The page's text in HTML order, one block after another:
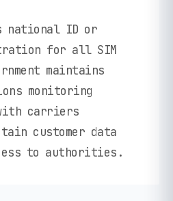
national ID or
for all SIM
maintains
monitoring
carriers
customer data
to authorities.